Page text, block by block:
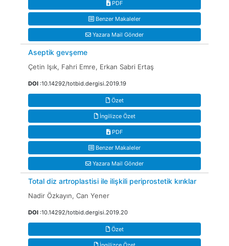
PDF
Benzer Makaleler
Yazara Mail Gönder
Aseptik gevşeme
Çetin Işık, Fahri Emre, Erkan Sabri Ertaş
DOI :10.14292/totbid.dergisi.2019.19
Özet
İngilizce Özet
PDF
Benzer Makaleler
Yazara Mail Gönder
Total diz artroplastisi ile ilişkili periprostetik kırıklar
Nadir Özkayın, Can Yener
DOI :10.14292/totbid.dergisi.2019.20
Özet